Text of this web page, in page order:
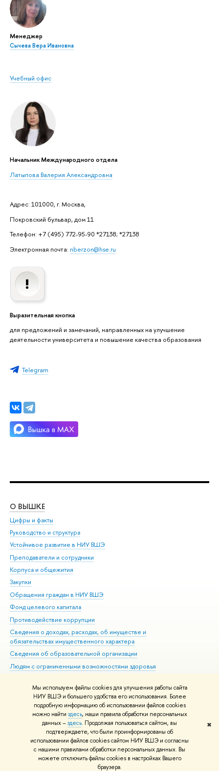
Мы используем файлы cookies для улучшения работы сайта
НИУ ВШЭ и большего удобства его использования. Более
подробную информацию об использовании файлов cookies
можно найти здесь, наши правила обработки персональных
данных –здесь. Продолжая пользоваться сайтом, вы
подтверждаете, что были проинформированы об
использовании файлов cookies сайтом НИУ ВШЭ и согласны
с нашими правилами обработки персональных данных. Вы
можете отключить файлы cookies в настройках Вашего
браузера.
✖
Менеджер
Сычева Вера Ивановна
Учебный офис
Начальник Международного отдела
Латыпова Валерия Александровна
Адрес: 101000, г. Москва,
Покровский бульвар, дом 11
Телефон: +7 (495) 772-95-90 *27138; *27138
Электронная почта: nberzon@hse.ru
Выразительная кнопка
для предложений и замечаний, направленных на улучшение
деятельности университета и повышение качества образования
Telegram
О ВЫШКЕ
Цифры и факты
Руководство и структура
Устойчивое развитие в НИУ ВШЭ
Преподаватели и сотрудники
Корпуса и общежития
Закупки
Обращения граждан в НИУ ВШЭ
Фонд целевого капитала
Противодействие коррупции
Сведения о доходах, расходах, об имуществе и
обязательствах имущественного характера
Сведения об образовательной организации
Людям с ограниченными возможностями здоровья
Работа в Вышке
© НИУ ВШЭ 1993–2026 Адреса и контакты Условия использования
материалов Политика конфиденциальности Карта сайта
Шрифты HSE Sans и HSE Slab разработаны вШколе дизайна НИУ ВШЭ